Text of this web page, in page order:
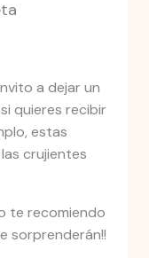
a dejar un
quieres recibir
estas
crujientes
te recomiendo
sorprenderán!!